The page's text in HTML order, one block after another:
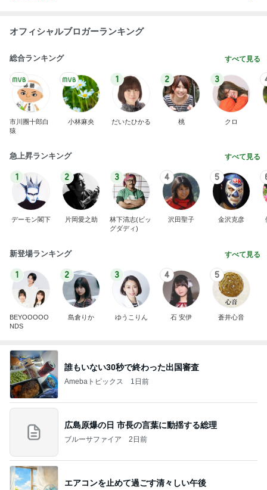
オフィシャルブロガーランキング
総合ランキング すべて見る
市川團十郎白
猿
小林麻央
1
だいたひかる
2
桃
3
クロ
急上昇ランキング すべて見る
1
デーモン閣下
2
片岡愛之助
3
林下清志(ビッ
グダディ)
4
沢田聖子
5
金沢克彦
新登場ランキング すべて見る
1
BEYOOOOO
NDS
2
島倉りか
3
ゆうこりん
4
石 安伊
5
蒼井心音
誰もいない30秒で終わった出国審査
Amebaトピックス 1日前
広島原爆の日 市長の言葉に動揺する総理
ブルーサファイア 2日前
エアコンを止めて過ごす清々しい午後